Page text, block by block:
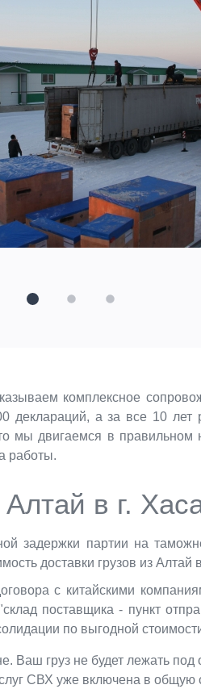
комплексное
а за все 10 лет
мы двигаемся в
работы.
в г.
задержки партии на
доставки грузов из Алтай
с китайскими
поставщика - пункт
по выгодной
Ваш груз не будет лежать
СВХ уже включена в общую